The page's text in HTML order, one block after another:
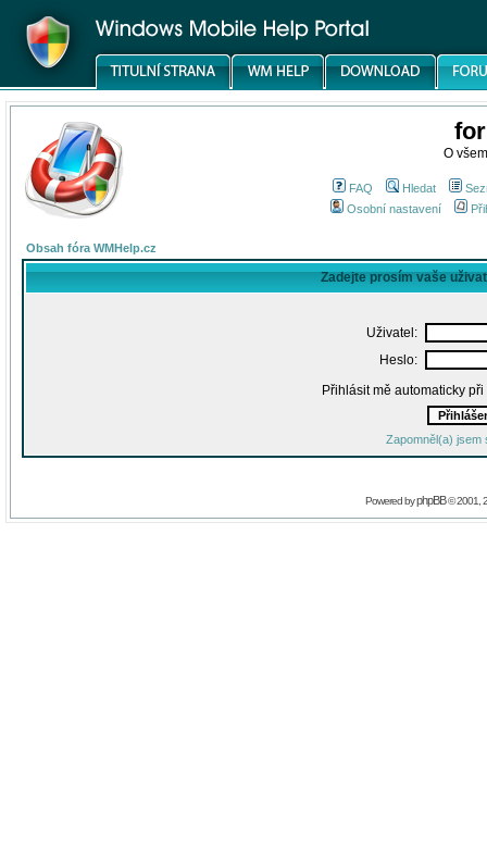
O
FAQ Hledat
Osobní nastavení
Obsah fóra WMHelp.cz
Zadejte prosím vaše
Uživatel:
Heslo:
Přihlásit mě automaticky
Zapomněl(a) jsem
Powered byphpBB© 2001,